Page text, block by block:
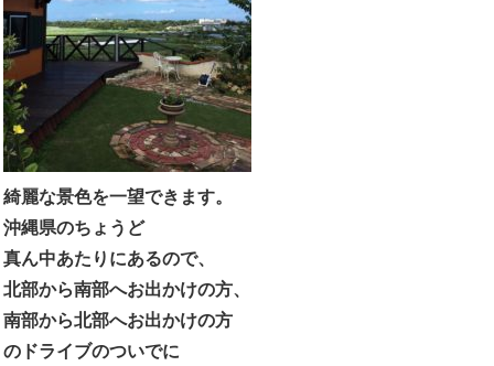
綺麗な景色を一望できます。
沖縄県のちょうど
真ん中あたりにあるので、
北部から南部へお出かけの方、
南部から北部へお出かけの方
のドライブのついでに